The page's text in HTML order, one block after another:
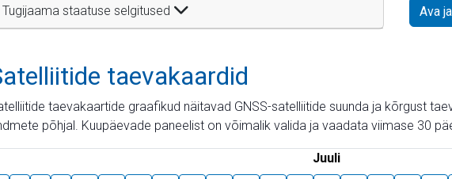
Tugijaama staatuse selgitused Ava
taevakaardid
taevakaartide graafikud näitavad GNSS-satelliitide suunda ja kõrgust
põhjal. Kuupäevade paneelist on võimalik valida ja vaadata viimase 30
Juuli